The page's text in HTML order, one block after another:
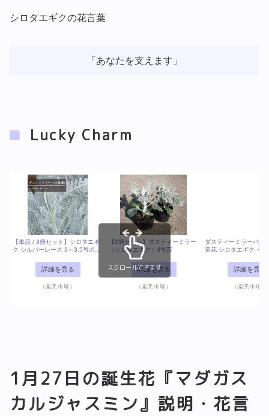
シロタエギクの花言葉
「あなたを支えます」
Lucky Charm
【単品 / 3個セット】シロタエギ
ク シルバーレース 3～3.5号ポッ
カラーリーフ
詳細を見る
（楽天市場）
【2個セット】ダスティーミラー
（シロタエギク）3号苗
詳細を見る
（楽天市場）
ダスティーミラーバン
造花 シロタエギク イ
詳細を見る
（楽天市場）
スクロールできます
1月27日の誕生花『マダガス
カルジャスミン』説明・花言